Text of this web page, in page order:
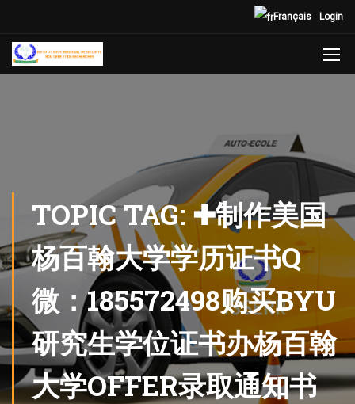
Login
Français
TOPIC TAG: ✚制作美国
杨百翰大学学历证书Q
微：185572498购买BYU
研究生学位证书办杨百翰
大学OFFER录取通知书